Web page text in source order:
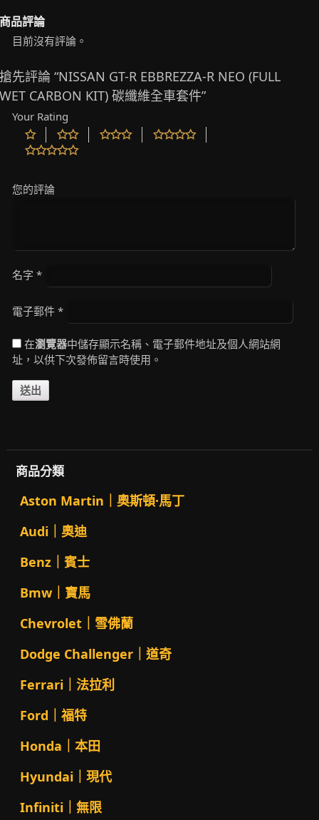
品評論
目前沒有評論。
先評論 “NISSAN GT-R EBBREZZA-R NEO (FULL
CARBON KIT) 碳纖維全車套件”
Your Rating
您的評論
名字 *
電子郵件 *
在瀏覽器中儲存顯示名稱、電子郵件地址及個人網站網
址，以供下次發佈留言時使用。
商品分類
Aston Martin｜奧斯頓·馬丁
Audi｜奧迪
Benz｜賓士
Bmw｜寶馬
Chevrolet｜雪佛蘭
Dodge Challenger｜道奇
Ferrari｜法拉利
Ford｜福特
Honda｜本田
Hyundai｜現代
Infiniti｜無限